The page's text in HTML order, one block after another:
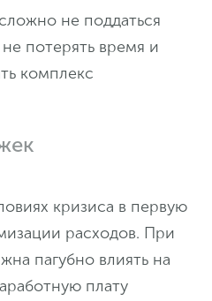
не поддаться
потерять время и
комплекс
кризиса в первую
расходов. При
пагубно влиять на
плату